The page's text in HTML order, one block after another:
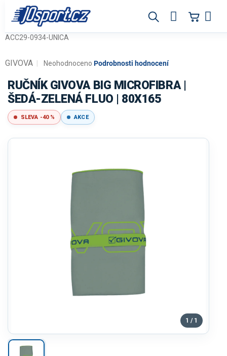
obsah
ACC29-0934-UNICA
Průměrné
produktu
je
0,0
z
5
Neohodnoceno Podrobnosti hodnocení
GIVOVA
RUČNÍK GIVOVA BIG MICROFIBRA |
ŠEDÁ-ZELENÁ FLUO | 80X165
SLEVA -40 % AKCE
1 / 1